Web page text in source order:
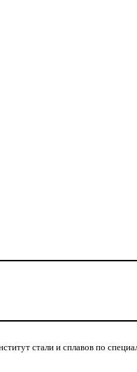
стали и сплавов по